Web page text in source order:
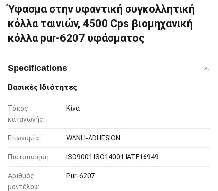
Ύφασμα στην υφαντική συγκολλητική
κόλλα ταινιών, 4500 Cps βιομηχανική
κόλλα pur-6207 υφάσματος
Specifications
Βασικές Ιδιότητες
Τόπος
καταγωγής:
Κίνα
Επωνυμία: WANLI-ADHESION
Πιστοποίηση: ISO9001 ISO14001 IATF16949
Αριθμός
μοντέλου:
Pur-6207